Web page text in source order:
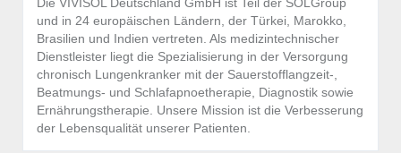
Die VIVISOL Deutschland GmbH ist Teil der SOLGroup
und in 24 europäischen Ländern, der Türkei, Marokko,
Brasilien und Indien vertreten. Als medizintechnischer
Dienstleister liegt die Spezialisierung in der Versorgung
chronisch Lungenkranker mit der Sauerstofflangzeit-,
Beatmungs- und Schlafapnoetherapie, Diagnostik sowie
Ernährungstherapie. Unsere Mission ist die Verbesserung
der Lebensqualität unserer Patienten.